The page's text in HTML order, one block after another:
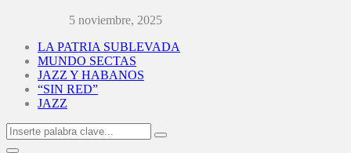
5 noviembre, 2025
LA PATRIA SUBLEVADA
MUNDO SECTAS
JAZZ Y HABANOS
“SIN RED”
JAZZ
Search
for:
Search